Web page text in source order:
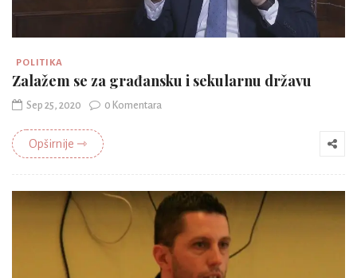
POLITIKA
Zalažem se za građansku i sekularnu državu
Sep 25, 2020 0 Komentara
Opširnije ⇾